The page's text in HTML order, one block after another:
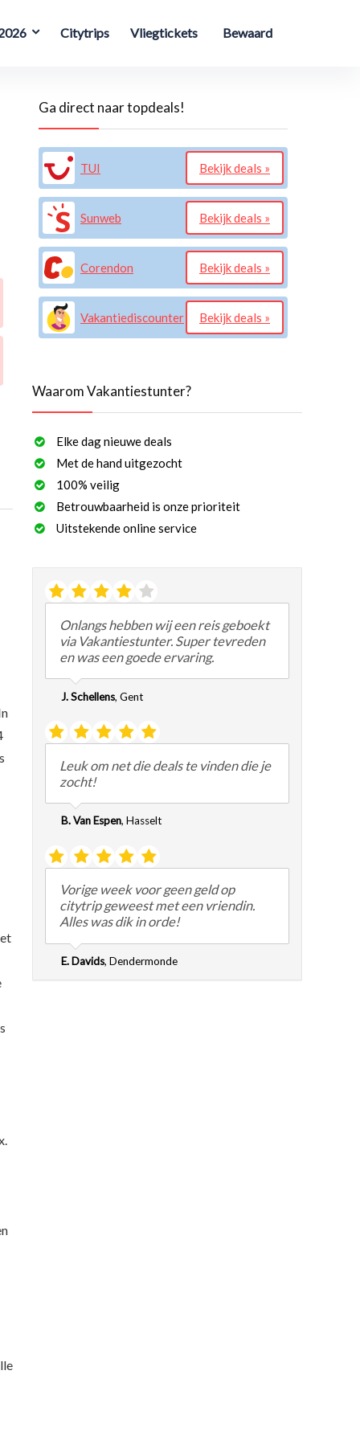
Citytrips Vliegtickets Bewaard
Ga direct naar topdeals!
TUI Bekijk deals »
Sunweb Bekijk deals »
Corendon Bekijk deals »
Vakantiediscounter Bekijk deals »
Waarom Vakantiestunter?
Elke dag nieuwe deals
Met de hand uitgezocht
100% veilig
Betrouwbaarheid is onze prioriteit
Uitstekende online service
Onlangs hebben wij een reis geboekt
via Vakantiestunter. Super tevreden
en was een goede ervaring.
J. Schellens, Gent
Leuk om net die deals te vinden die je
zocht!
B. Van Espen, Hasselt
Vorige week voor geen geld op
citytrip geweest met een vriendin.
Alles was dik in orde!
E. Davids, Dendermonde